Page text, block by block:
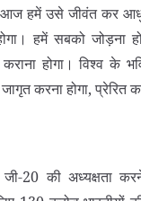
हमें उसे जीवंत कर
हमें सबको जोड़ना
कराना होगा। विश्व के
करना होगा, प्रेरित
20 की अध्यक्षता